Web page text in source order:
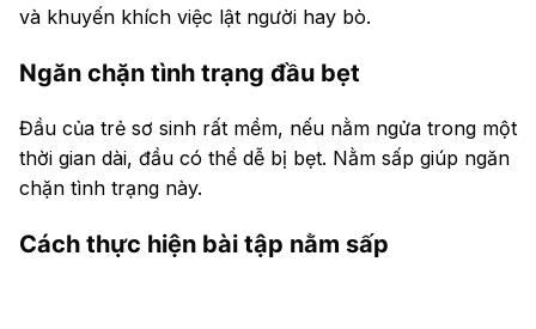
và khuyến khích việc lật người hay bò.
Ngăn chặn tình trạng đầu bẹt
Đầu của trẻ sơ sinh rất mềm, nếu nằm ngửa trong một
thời gian dài, đầu có thể dễ bị bẹt. Nằm sấp giúp ngăn
chặn tình trạng này.
Cách thực hiện bài tập nằm sấp